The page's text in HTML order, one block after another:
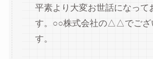
平素より大変お世話になって
す。○○株式会社の△△でござ
す。